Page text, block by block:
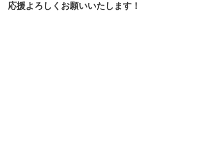
応援よろしくお願いいたします！